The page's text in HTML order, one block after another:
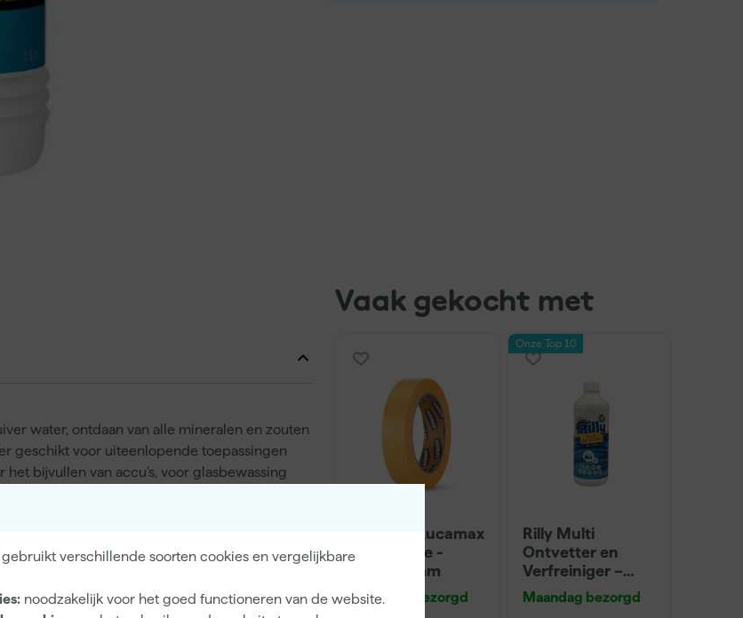
verschillende soorten cookies en vergelijkbare
noodzakelijk voor het goed functioneren van de website.
water, ontdaan van alle mineralen en zouten
geschikt voor uiteenlopende toepassingen
bijvullen van accu’s, voor glasbewassing
te voorkomen en de levensduur
inhoud van 10 liter ben je verzekerd van
gebruik. Bleko Gedemineraliseerd Water is
voldoet.
Vaak gekocht met
Paintura Lucamax
Washi tape -
50mx24mm
Maandag bezorgd
Onze Top 10
Rilly Multi
Ontvetter en
Verfreiniger –
0,5L
Maandag bezorgd